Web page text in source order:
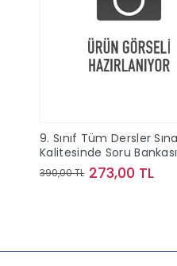
9. Sınıf Tüm Dersler
Kalitesinde Soru Bankası
390,00 TL 273,00 TL